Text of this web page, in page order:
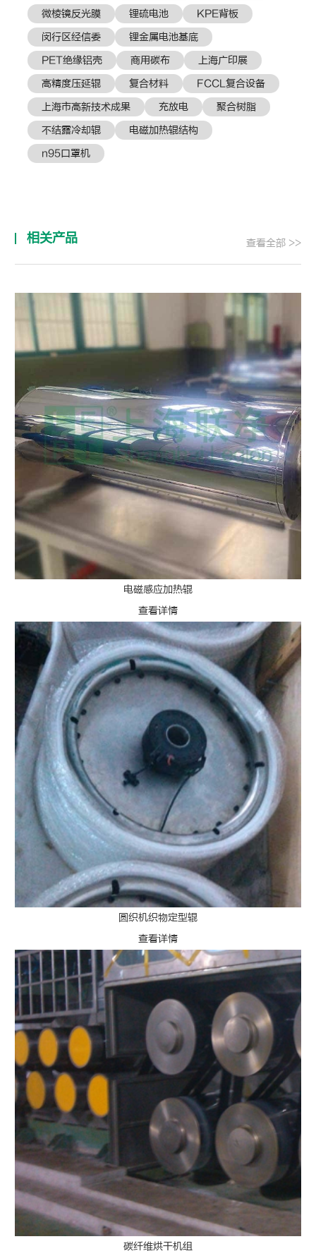
微棱镜反光膜
锂硫电池
KPE背板
闵行区经信委
锂金属电池基底
PET绝缘铝壳
商用碳布
上海广印展
高精度压延辊
复合材料
FCCL复合设备
上海市高新技术成果
充放电
聚合树脂
不结露冷却辊
电磁加热辊结构
n95口罩机
相关产品 查看全部 >>
电磁感应加热辊
查看详情
圆织机织物定型辊
查看详情
碳纤维烘干机组